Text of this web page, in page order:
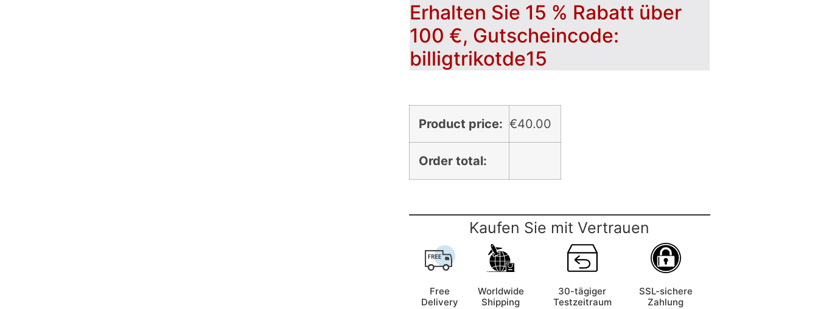
Erhalten Sie 15 % Rabatt über
100 €, Gutscheincode:
billigtrikotde15
Product price: €40.00
Order total:
Kaufen Sie mit Vertrauen
Free
Delivery
Worldwide
Shipping
30-tägiger
Testzeitraum
SSL-sichere
Zahlung